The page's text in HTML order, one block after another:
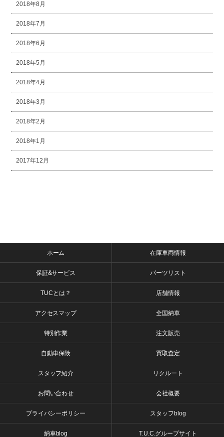
2018年8月
2018年7月
2018年6月
2018年5月
2018年4月
2018年3月
2018年2月
2018年1月
2017年12月
ホーム 在庫車両情報
保証&サービス パーツリスト
TUCとは？ 店舗情報
アクセスマップ 全国納車
特別作業 注文販売
自動車保険 買取査定
スタッフ紹介 リクルート
お問い合わせ 会社概要
プライバシーポリシー スタッフblog
納車blog T.U.C.グループサイト